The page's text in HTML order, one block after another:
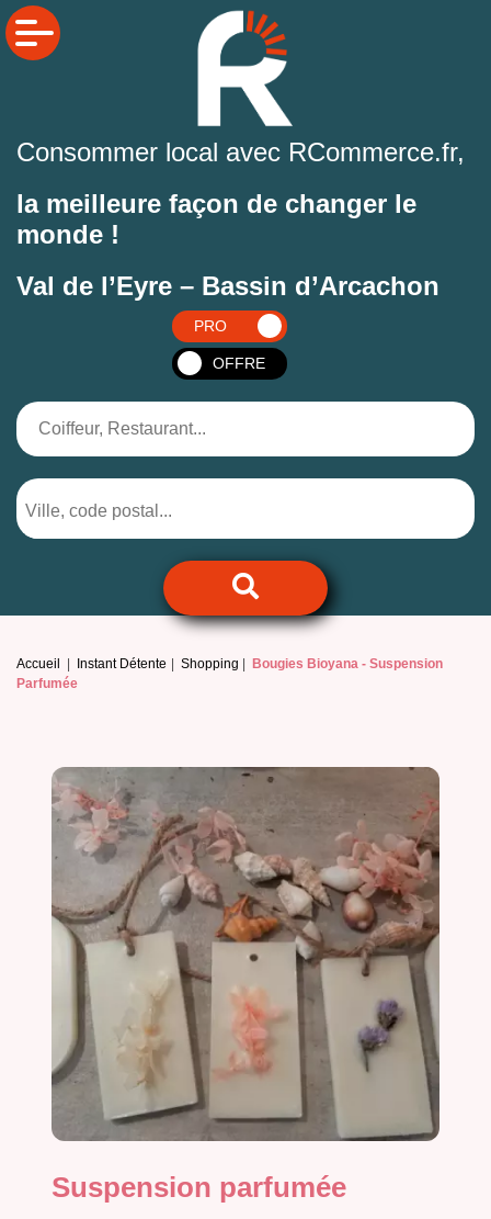
Consommer local avec RCommerce.fr,
la meilleure façon de changer le
monde !
Val de l’Eyre – Bassin d’Arcachon
PRO
OFFRE
Accueil Instant Détente Shopping Bougies Bioyana -Suspension
Parfumée
Suspension parfumée